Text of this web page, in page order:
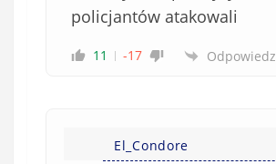
policjantów atakowali
11 -17 Odpowiedz
El_Condore